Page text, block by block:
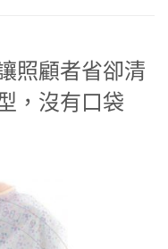
照顧者省卻清
，沒有口袋